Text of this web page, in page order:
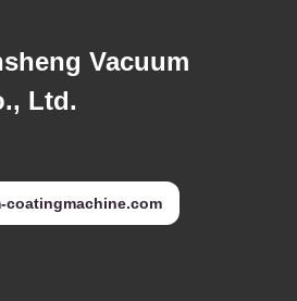
Vacuum
Ltd.
coatingmachine.com